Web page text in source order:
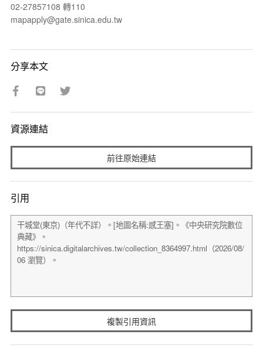
02-27857108 轉110
mapapply@gate.sinica.edu.tw
分享本文
資源連結
前往原始連結
引用
複製引用資訊